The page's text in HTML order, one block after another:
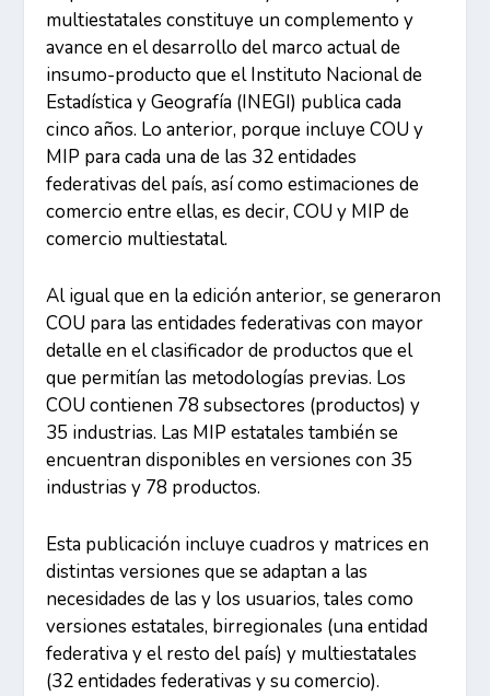
multiestatales constituye un complemento y
avance en el desarrollo del marco actual de
insumo-producto que el Instituto Nacional de
Estadística y Geografía (INEGI) publica cada
cinco años. Lo anterior, porque incluye COU y
MIP para cada una de las 32 entidades
federativas del país, así como estimaciones de
comercio entre ellas, es decir, COU y MIP de
comercio multiestatal.
Al igual que en la edición anterior, se generaron
COU para las entidades federativas con mayor
detalle en el clasificador de productos que el
que permitían las metodologías previas. Los
COU contienen 78 subsectores (productos) y
35 industrias. Las MIP estatales también se
encuentran disponibles en versiones con 35
industrias y 78 productos.
Esta publicación incluye cuadros y matrices en
distintas versiones que se adaptan a las
necesidades de las y los usuarios, tales como
versiones estatales, birregionales (una entidad
federativa y el resto del país) y multiestatales
(32 entidades federativas y su comercio).